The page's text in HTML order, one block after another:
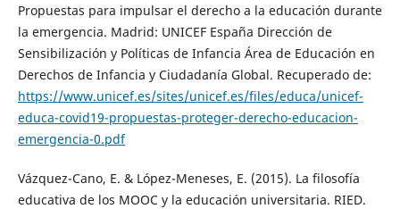
Propuestas para impulsar el derecho a la educación durante
la emergencia. Madrid: UNICEF España Dirección de
Sensibilización y Políticas de Infancia Área de Educación en
Derechos de Infancia y Ciudadanía Global. Recuperado de:
https://www.unicef.es/sites/unicef.es/files/educa/unicef-
educa-covid19-propuestas-proteger-derecho-educacion-
emergencia-0.pdf
Vázquez-Cano, E. & López-Meneses, E. (2015). La filosofía
educativa de los MOOC y la educación universitaria. RIED.